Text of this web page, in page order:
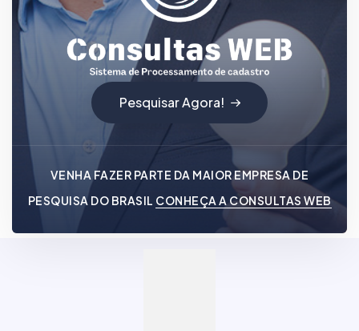
Pesquisar Agora!
VENHA FAZER PARTE DA MAIOR EMPRESA DE
PESQUISA DO BRASIL CONHEÇA A CONSULTAS WEB